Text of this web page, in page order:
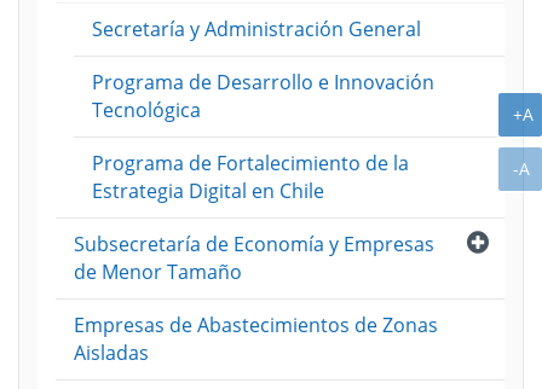
Secretaría y Administración General
Programa de Desarrollo e Innovación
Tecnológica
Programa de Fortalecimiento de la
Estrategia Digital en Chile
Abrir
Subsecretaría de Economía y Empresas
de Menor Tamaño
Empresas de Abastecimientos de Zonas
Aisladas
+A
-A